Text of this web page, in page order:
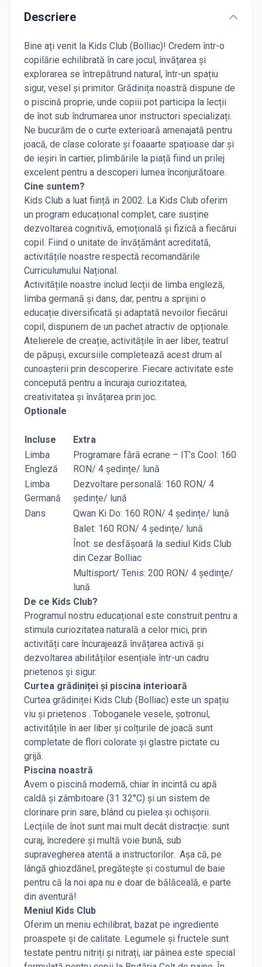
Descriere
Bine ați venit la Kids Club (Bolliac)! Credem într-o
copilărie echilibrată în care jocul, învățarea și
explorarea se întrepătrund natural, într-un spațiu
sigur, vesel și primitor. Grădinița noastră dispune de
o piscină proprie, unde copiii pot participa la lecții
de înot sub îndrumarea unor instructori specializați.
Ne bucurăm de o curte exterioară amenajată pentru
joacă, de clase colorate și foaaarte spațioase dar și
de ieșiri în cartier, plimbările la piață fiind un prilej
excelent pentru a descoperi lumea înconjurătoare.
Cine suntem?
Kids Club a luat ființă in 2002. La Kids Club oferim
un program educațional complet, care susține
dezvoltarea cognitivă, emoțională și fizică a fiecărui
copil. Fiind o unitate de învățământ acreditată,
activitățile noastre respectă recomandările
Curriculumului Național.
Activitățile noastre includ lecții de limba engleză,
limba germană și dans, dar, pentru a sprijini o
educație diversificată și adaptată nevoilor fiecărui
copil, dispunem de un pachet atractiv de opționale.
Atelierele de creație, activitățile în aer liber, teatrul
de păpuși, excursiile completează acest drum al
cunoașterii prin descoperire. Fiecare activitate este
concepută pentru a încuraja curiozitatea,
creativitatea și învățarea prin joc.
Optionale
Incluse
Extra
Limba
Engleză
Programare fără ecrane – IT’s Cool: 160
RON/ 4 ședințe/ lună
Limba
Germană
Dezvoltare personală: 160 RON/ 4
ședințe/ lună
Dans
Qwan Ki Do: 160 RON/ 4 ședințe/ lună
Balet: 160 RON/ 4 ședințe/ lună
Înot: se desfășoară la sediul Kids Club
din Cezar Bolliac
Multisport/ Tenis: 200 RON/ 4 ședințe/
lună
De ce Kids Club?
Programul nostru educațional este construit pentru a
stimula curiozitatea naturală a celor mici, prin
activități care încurajează învățarea activă și
dezvoltarea abilităților esențiale într-un cadru
prietenos și sigur.
Curtea grădiniței și piscina interioară
Curtea grădiniței Kids Club (Bolliac) este un spațiu
viu și prietenos . Toboganele vesele, șotronul,
activitățile în aer liber și colțurile de joacă sunt
completate de flori colorate și glastre pictate cu
grijă.
Piscina noastră
Avem o piscină modernă, chiar în incintă cu apă
caldă și zâmbitoare (31 32°C) și un sistem de
clorinare prin sare, blând cu pielea și ochișorii.
Lecțiile de înot sunt mai mult decât distracție: sunt
curaj, încredere și multă voie bună, sub
supravegherea atentă a instructorilor. Așa că, pe
lângă ghiozdănel, pregătește și costumul de baie
pentru că la noi apa nu e doar de bălăceală, e parte
din aventură!
Meniul Kids Club
Oferim un meniu echilibrat, bazat pe ingrediente
proaspete și de calitate. Legumele și fructele sunt
testate pentru nitriți și nitrați, iar pâinea este special